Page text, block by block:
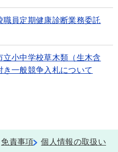
員定期健康診断業務委託
立小中学校草木類（生木含
一般競争入札について
免責事項
個人情報の取扱い